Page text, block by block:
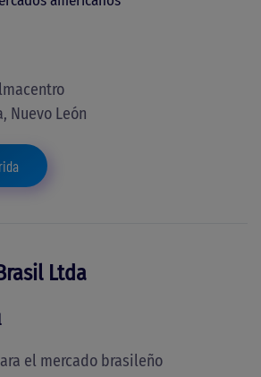
Nuevo León
Ltda
el mercado brasileño